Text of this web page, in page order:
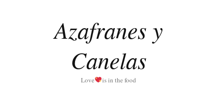
Azafranes y
Canelas
Love is in the food